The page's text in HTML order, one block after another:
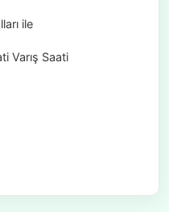
ile
Varış Saati